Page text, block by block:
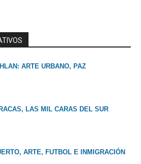
ARTE URBANO, PAZ
LAS MIL CARAS DEL SUR
ARTE, FUTBOL E INMIGRACIÓN